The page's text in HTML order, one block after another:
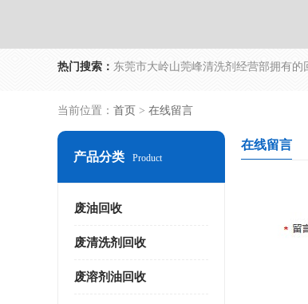
热门搜索：
当前位置： 首页 > 在线留言
产品分类 Product
废油回收
废清洗剂回收
废溶剂油回收
在线留言